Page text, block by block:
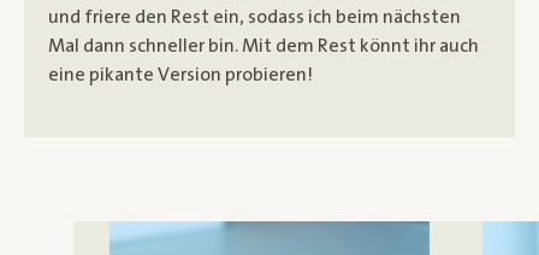
und friere den Rest ein, sodass ich beim nächsten
Mal dann schneller bin. Mit dem Rest könnt ihr auch
eine pikante Version probieren!